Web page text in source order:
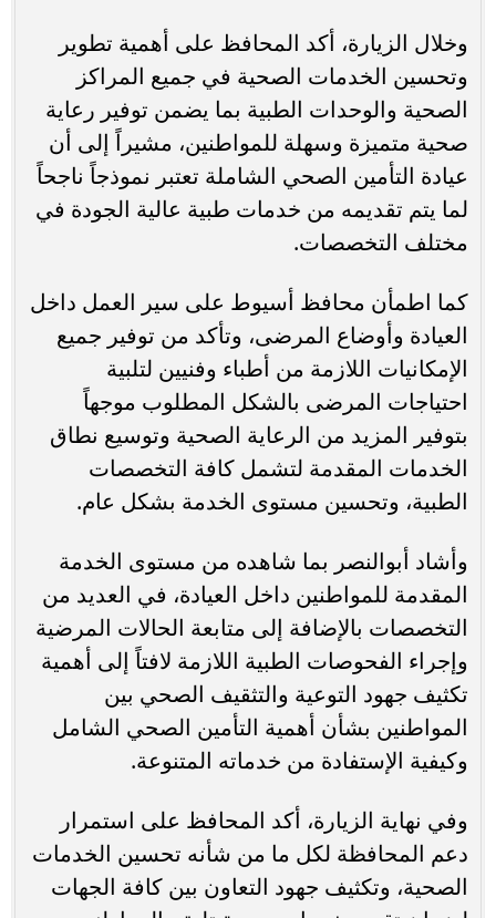
وخلال الزيارة، أكد المحافظ على أهمية تطوير
وتحسين الخدمات الصحية في جميع المراكز
الصحية والوحدات الطبية بما يضمن توفير رعاية
صحية متميزة وسهلة للمواطنين، مشيراً إلى أن
عيادة التأمين الصحي الشاملة تعتبر نموذجاً ناجحاً
لما يتم تقديمه من خدمات طبية عالية الجودة في
مختلف التخصصات.
كما اطمأن محافظ أسيوط على سير العمل داخل
العيادة وأوضاع المرضى، وتأكد من توفير جميع
الإمكانيات اللازمة من أطباء وفنيين لتلبية
احتياجات المرضى بالشكل المطلوب موجهاً
بتوفير المزيد من الرعاية الصحية وتوسيع نطاق
الخدمات المقدمة لتشمل كافة التخصصات
الطبية، وتحسين مستوى الخدمة بشكل عام.
وأشاد أبوالنصر بما شاهده من مستوى الخدمة
المقدمة للمواطنين داخل العيادة، في العديد من
التخصصات بالإضافة إلى متابعة الحالات المرضية
وإجراء الفحوصات الطبية اللازمة لافتاً إلى أهمية
تكثيف جهود التوعية والتثقيف الصحي بين
المواطنين بشأن أهمية التأمين الصحي الشامل
وكيفية الإستفادة من خدماته المتنوعة.
وفي نهاية الزيارة، أكد المحافظ على استمرار
دعم المحافظة لكل ما من شأنه تحسين الخدمات
الصحية، وتكثيف جهود التعاون بين كافة الجهات